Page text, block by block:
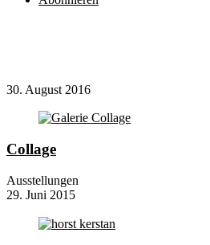
30. August 2016
Collage
Ausstellungen
29. Juni 2015